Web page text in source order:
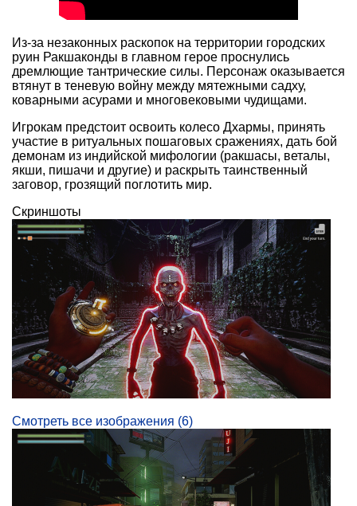
Из-за незаконных раскопок на территории городских
руин Ракшаконды в главном герое проснулись
дремлющие тантрические силы. Персонаж оказывается
втянут в теневую войну между мятежными садху,
коварными асурами и многовековыми чудищами.
Игрокам предстоит освоить колесо Дхармы, принять
участие в ритуальных пошаговых сражениях, дать бой
демонам из индийской мифологии (ракшасы, веталы,
якши, пишачи и другие) и раскрыть таинственный
заговор, грозящий поглотить мир.
Скриншоты
Смотреть все изображения (6)